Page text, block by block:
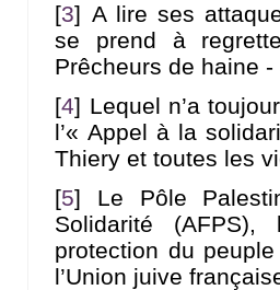
[3] A lire ses
se prend à
Prêcheurs de haine
[4] Lequel n’a
l’« Appel à la
Thiery et toutes les
[5] Le Pôle
Solidarité
protection du
l’Union juive